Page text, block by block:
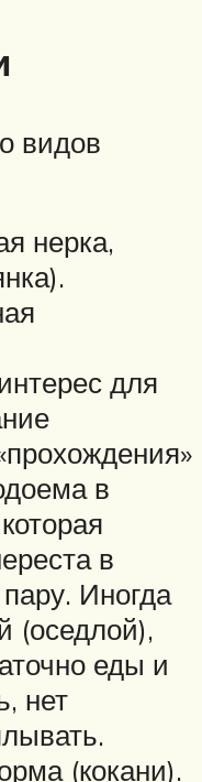
видов
нерка,
для
в
в
Иногда
(оседлой),
еды и
нет
(кокани).